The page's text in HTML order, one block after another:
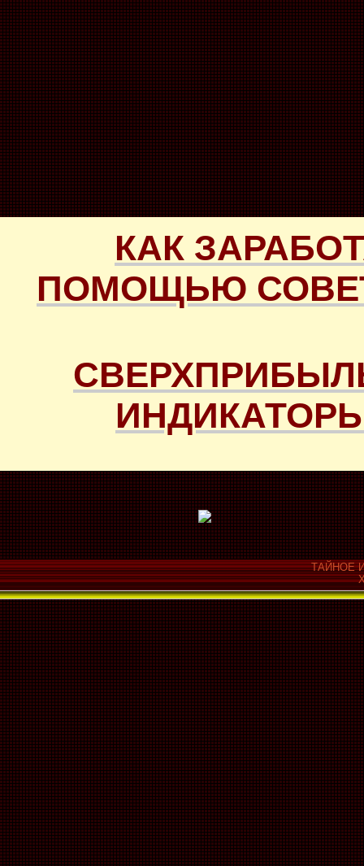
КАК
ПОМОЩЬЮ
ТАЙНОЕ